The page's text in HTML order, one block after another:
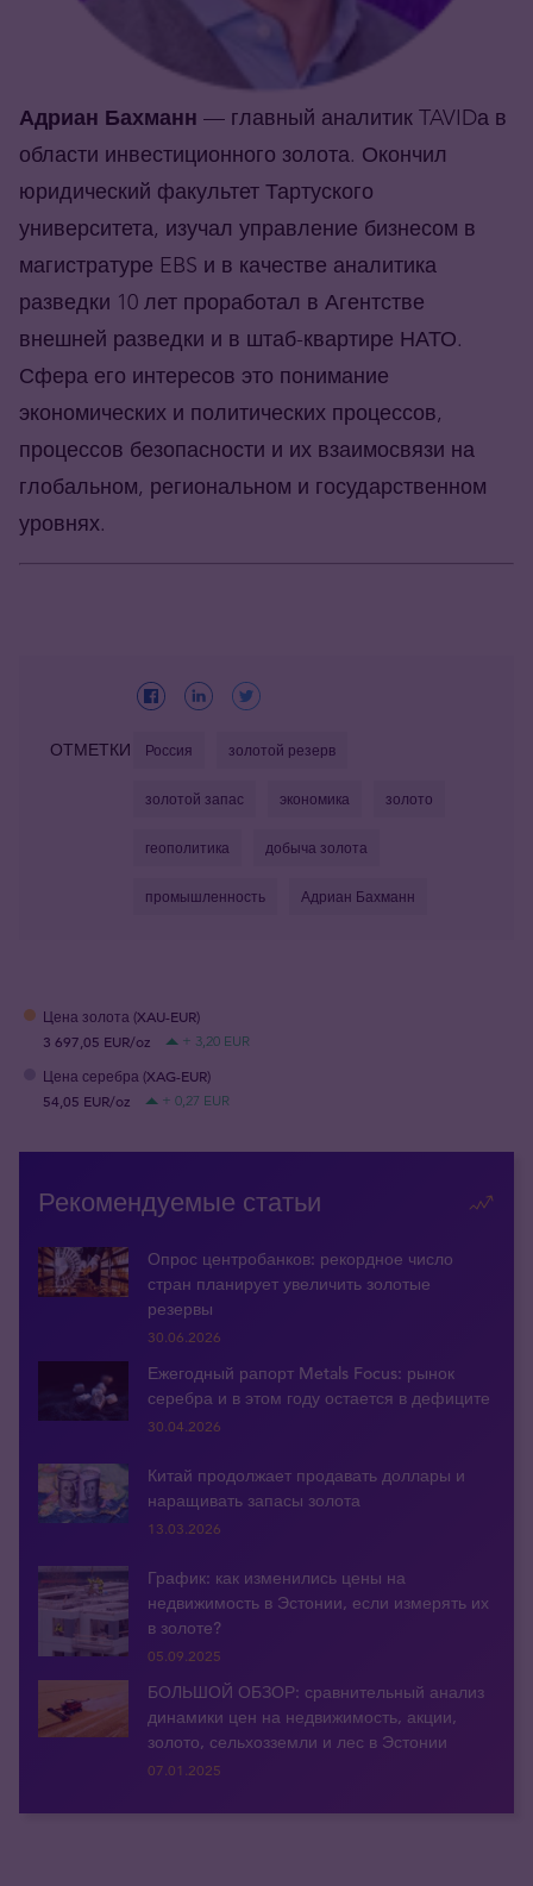
Адриан Бахманн — главный аналитик TAVIDа в
области инвестиционного золота. Окончил
юридический факультет Тартуского
университета, изучал управление бизнесом в
магистратуре EBS и в качестве аналитика
разведки 10 лет проработал в Агентстве
внешней разведки и в штаб-квартире НАТО.
Сфера его интересов это понимание
экономических и политических процессов,
процессов безопасности и их взаимосвязи на
глобальном, региональном и государственном
уровнях.
ОТМЕТКИ Россия золотой резерв
золотой запас экономика золото
геополитика добыча золота
промышленность Адриан Бахманн
Цена золота (XAU-EUR)
3 697,05 EUR/oz
+ 3,20 EUR
Цена серебра (XAG-EUR)
54,05 EUR/oz
+ 0,27 EUR
Рекомендуемые статьи
Опрос центробанков: рекордное число
стран планирует увеличить золотые
резервы
30.06.2026
Ежегодный рапорт Metals Focus: рынок
серебра и в этом году остается в дефиците
30.04.2026
Китай продолжает продавать доллары и
наращивать запасы золота
13.03.2026
График: как изменились цены на
недвижимость в Эстонии, если измерять их
в золоте?
05.09.2025
БОЛЬШОЙ ОБЗОР: сравнительный анализ
динамики цен на недвижимость, акции,
золото, сельхозземли и лес в Эстонии
07.01.2025